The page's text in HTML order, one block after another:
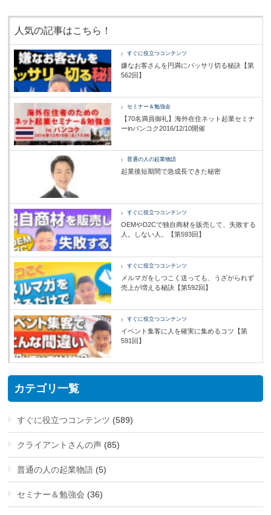
人気の記事はこちら！
すぐに役立つコンテンツ
嫌なお客さんを円満にバッサリ切る秘訣【第
562回】
セミナー＆勉強会
【70名満員御礼】海外在住ネット起業セミナ
ーinバンコク2016/12/10開催
普通の人の起業物語
起業後短期間で急成長できた秘密
すぐに役立つコンテンツ
OEMやD2Cで独自商材を販売して、失敗する
人。しない人。【第593回】
すぐに役立つコンテンツ
メルマガをしつこく送っても、うざがられず
売上が増える秘訣【第592回】
すぐに役立つコンテンツ
イベント集客に人を確実に集めるコツ【第
591回】
カテゴリ一覧
すぐに役立つコンテンツ (589)
クライアントさんの声 (85)
普通の人の起業物語 (5)
セミナー＆勉強会 (36)